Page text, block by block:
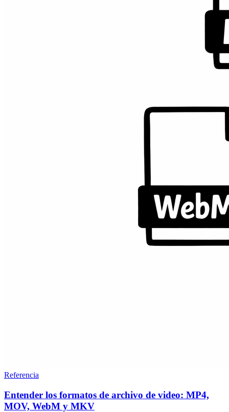
Referencia
Entender los formatos de archivo de video: MP4,
MOV, WebM y MKV